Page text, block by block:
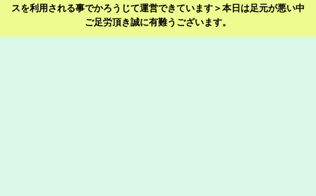
スを利用される事でかろうじて運営できています＞本日は足元が悪い中
ご足労頂き誠に有難うございます。